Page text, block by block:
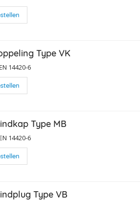
Type VK
14420-6
Type MB
14420-6
Type VB